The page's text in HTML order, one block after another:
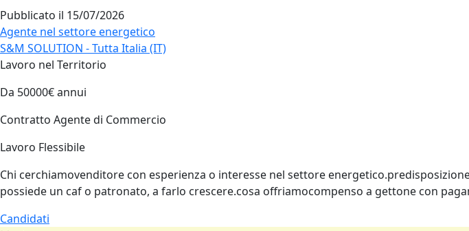
Pubblicato il 15/07/2026
Agente nel settore energetico
S&M SOLUTION - Tutta Italia (IT)
Lavoro nel Territorio
Da 50000€ annui
Contratto Agente di Commercio
Lavoro Flessibile
Chi cerchiamovenditore con esperienza o interesse nel settore
possiede un caf o patronato, a farlo crescere.cosa offriamocompenso a gettone con
Candidati